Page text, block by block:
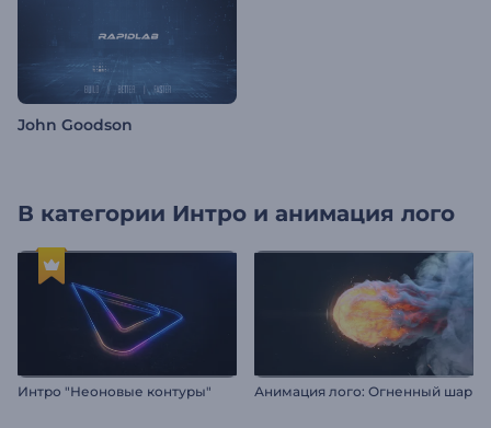
John Goodson
В категории Интро и анимация лого
Интро "Неоновые контуры" Анимация лого: Огненный шар